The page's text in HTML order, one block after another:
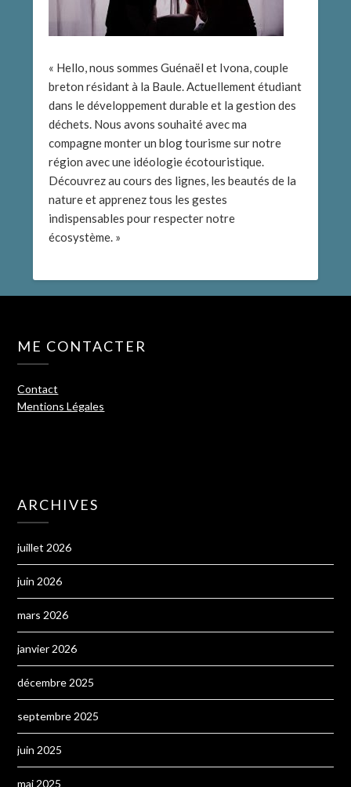
« Hello, nous sommes Guénaël et Ivona, couple
breton résidant à la Baule. Actuellement étudiant
dans le développement durable et la gestion des
déchets. Nous avons souhaité avec ma
compagne monter un blog tourisme sur notre
région avec une idéologie écotouristique.
Découvrez au cours des lignes, les beautés de la
nature et apprenez tous les gestes
indispensables pour respecter notre
écosystème. »
ME CONTACTER
Contact
Mentions Légales
ARCHIVES
juillet 2026
juin 2026
mars 2026
janvier 2026
décembre 2025
septembre 2025
juin 2025
mai 2025